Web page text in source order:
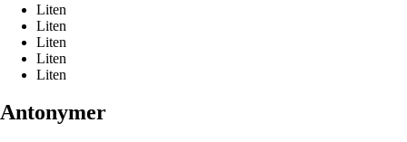
Liten
Liten
Liten
Liten
Liten
Antonymer